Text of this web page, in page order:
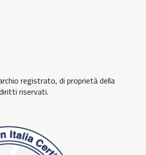
registrato, di proprietà della
riservati.